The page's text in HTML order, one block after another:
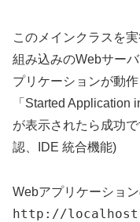
このメインクラスを
組み込みのWebサー
プリケーションが動
「Started
が表示されたら成功
認、IDE 統合機能)
Webアプリケーショ
http://